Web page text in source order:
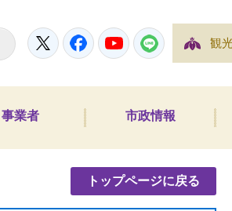
TwitterFacebookYouTubeLINE 観
事業者 市政情報
トップページに戻る